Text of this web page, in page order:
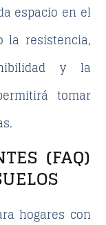
espacio en el
la resistencia,
y la
tomar
(FAQ)
hogares con